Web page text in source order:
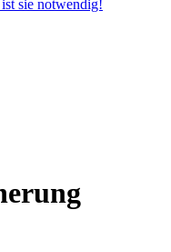
sie notwendig!